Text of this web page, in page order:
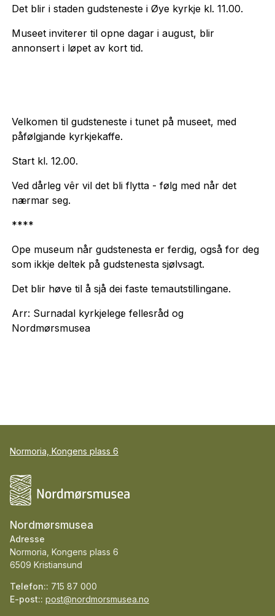
Det blir i staden gudsteneste i Øye kyrkje kl. 11.00.
Museet inviterer til opne dagar i august, blir
annonsert i løpet av kort tid.
Velkomen til gudsteneste i tunet på museet, med
påfølgjande kyrkjekaffe.
Start kl. 12.00.
Ved dårleg vêr vil det bli flytta - følg med når det
nærmar seg.
****
Ope museum når gudstenesta er ferdig, også for deg
som ikkje deltek på gudstenesta sjølvsagt.
Det blir høve til å sjå dei faste temautstillingane.
Arr: Surnadal kyrkjelege fellesråd og
Nordmørsmusea
Normoria, Kongens plass 6
Nordmørsmusea
Adresse
Normoria, Kongens plass 6
6509 Kristiansund
Telefon:: 715 87 000
E-post:: post@nordmorsmusea.no